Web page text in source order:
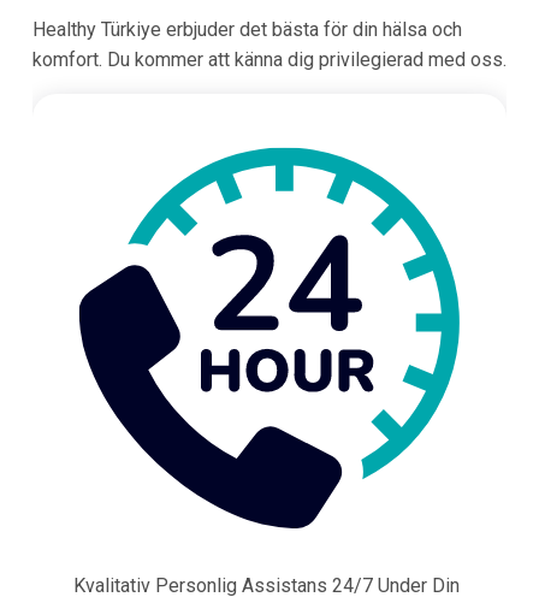
Healthy Türkiye erbjuder det bästa för din hälsa och
komfort. Du kommer att känna dig privilegierad med oss.
Kvalitativ Personlig Assistans 24/7 Under Din